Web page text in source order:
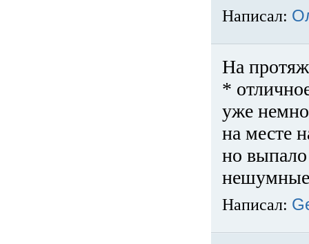
Написал:
На
*
уже
на месте
но
нешумные
Написал: